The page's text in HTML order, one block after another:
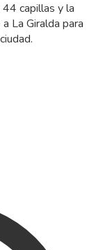
capillas y la
La Giralda para